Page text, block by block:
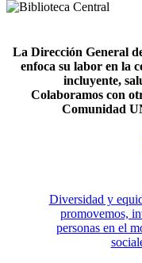
La Dirección General
enfoca su labor en la
incluyente,
Colaboramos con
Comunidad
Diversidad y
promovemos,
personas en el